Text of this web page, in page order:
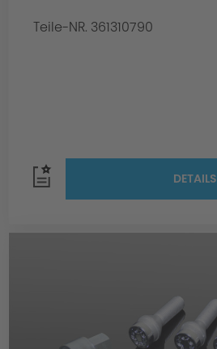
Teile-NR. 361310790
DETAILS